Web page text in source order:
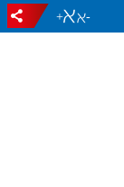
-
+